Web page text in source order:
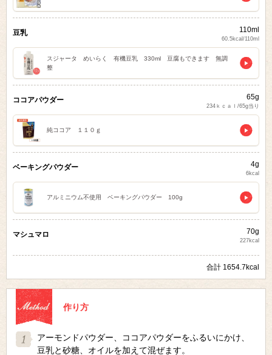
豆乳 110ml
60.5kcal/110ml
スジャータ めいらく 有機豆乳 330ml 豆腐もできます 無調
整
ココアパウダー 65g
234ｋｃａｌ/65g当り
純ココア １１０ｇ
ベーキングパウダー 4g
6kcal
アルミニウム不使用 ベーキングパウダー 100g
マシュマロ 70g
227kcal
合計 1654.7kcal
作り方
アーモンドパウダー、ココアパウダーをふるいにかけ、
豆乳と砂糖、オイルを加えて混ぜます。